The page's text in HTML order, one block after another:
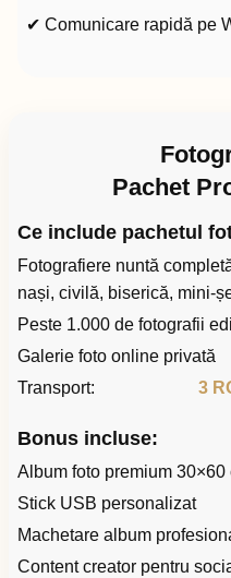
✔ Comunicare rapidă pe
Pachet
Ce include pachetul
Fotografiere nuntă
nași, civilă, biserică, mini-
Peste 1.000 de fotografii
Galerie foto online privată
Transport:
3
Bonus incluse:
Album foto premium
Stick USB personalizat
Machetare album
Content creator pentru